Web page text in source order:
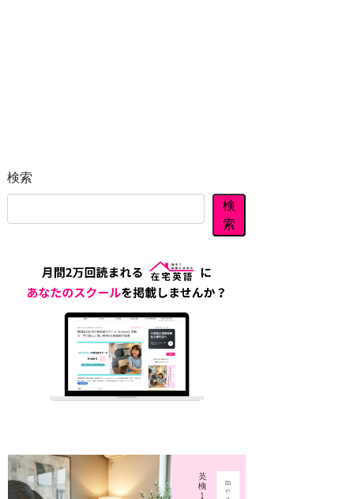
検索
検
索